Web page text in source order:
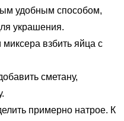
удобным способом,
украшения.
взбить яйца с
сметану,
примерно натрое. К